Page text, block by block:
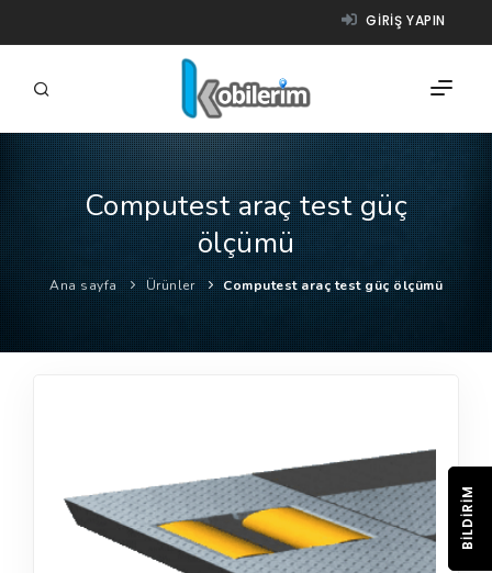
GIRIŞ YAPIN
FIRMALAR
ÜRÜNLER
NASIL ÇALIŞIR?
YARDIM
Computest araç test güç
ölçümü
Ana sayfa Ürünler Computest araç test güç ölçümü
BILDIRIM